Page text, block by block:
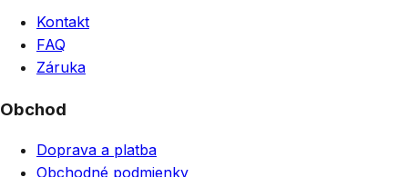
Kontakt
FAQ
Záruka
Obchod
Doprava a platba
Obchodné podmienky